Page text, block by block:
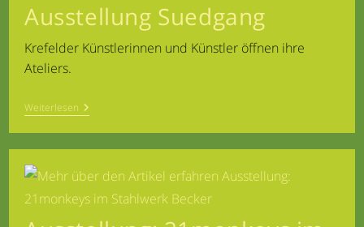
Ausstellung Suedgang
Krefelder Künstlerinnen und Künstler öffnen ihre
Ateliers.
WeiterlesenAusstellung
Suedgang